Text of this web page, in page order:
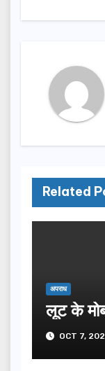
Related
अपराध
लूट के
OCT 7,